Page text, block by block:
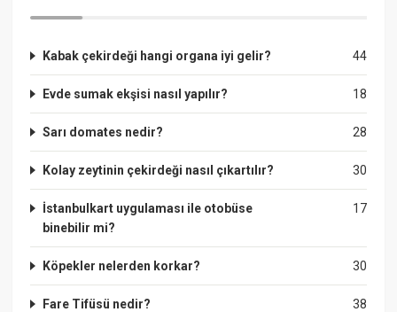
44
Kabak çekirdeği hangi organa iyi gelir?
18
Evde sumak ekşisi nasıl yapılır?
28
Sarı domates nedir?
30
Kolay zeytinin çekirdeği nasıl çıkartılır?
17
İstanbulkart uygulaması ile otobüse
binebilir mi?
30
Köpekler nelerden korkar?
38
Fare Tifüsü nedir?